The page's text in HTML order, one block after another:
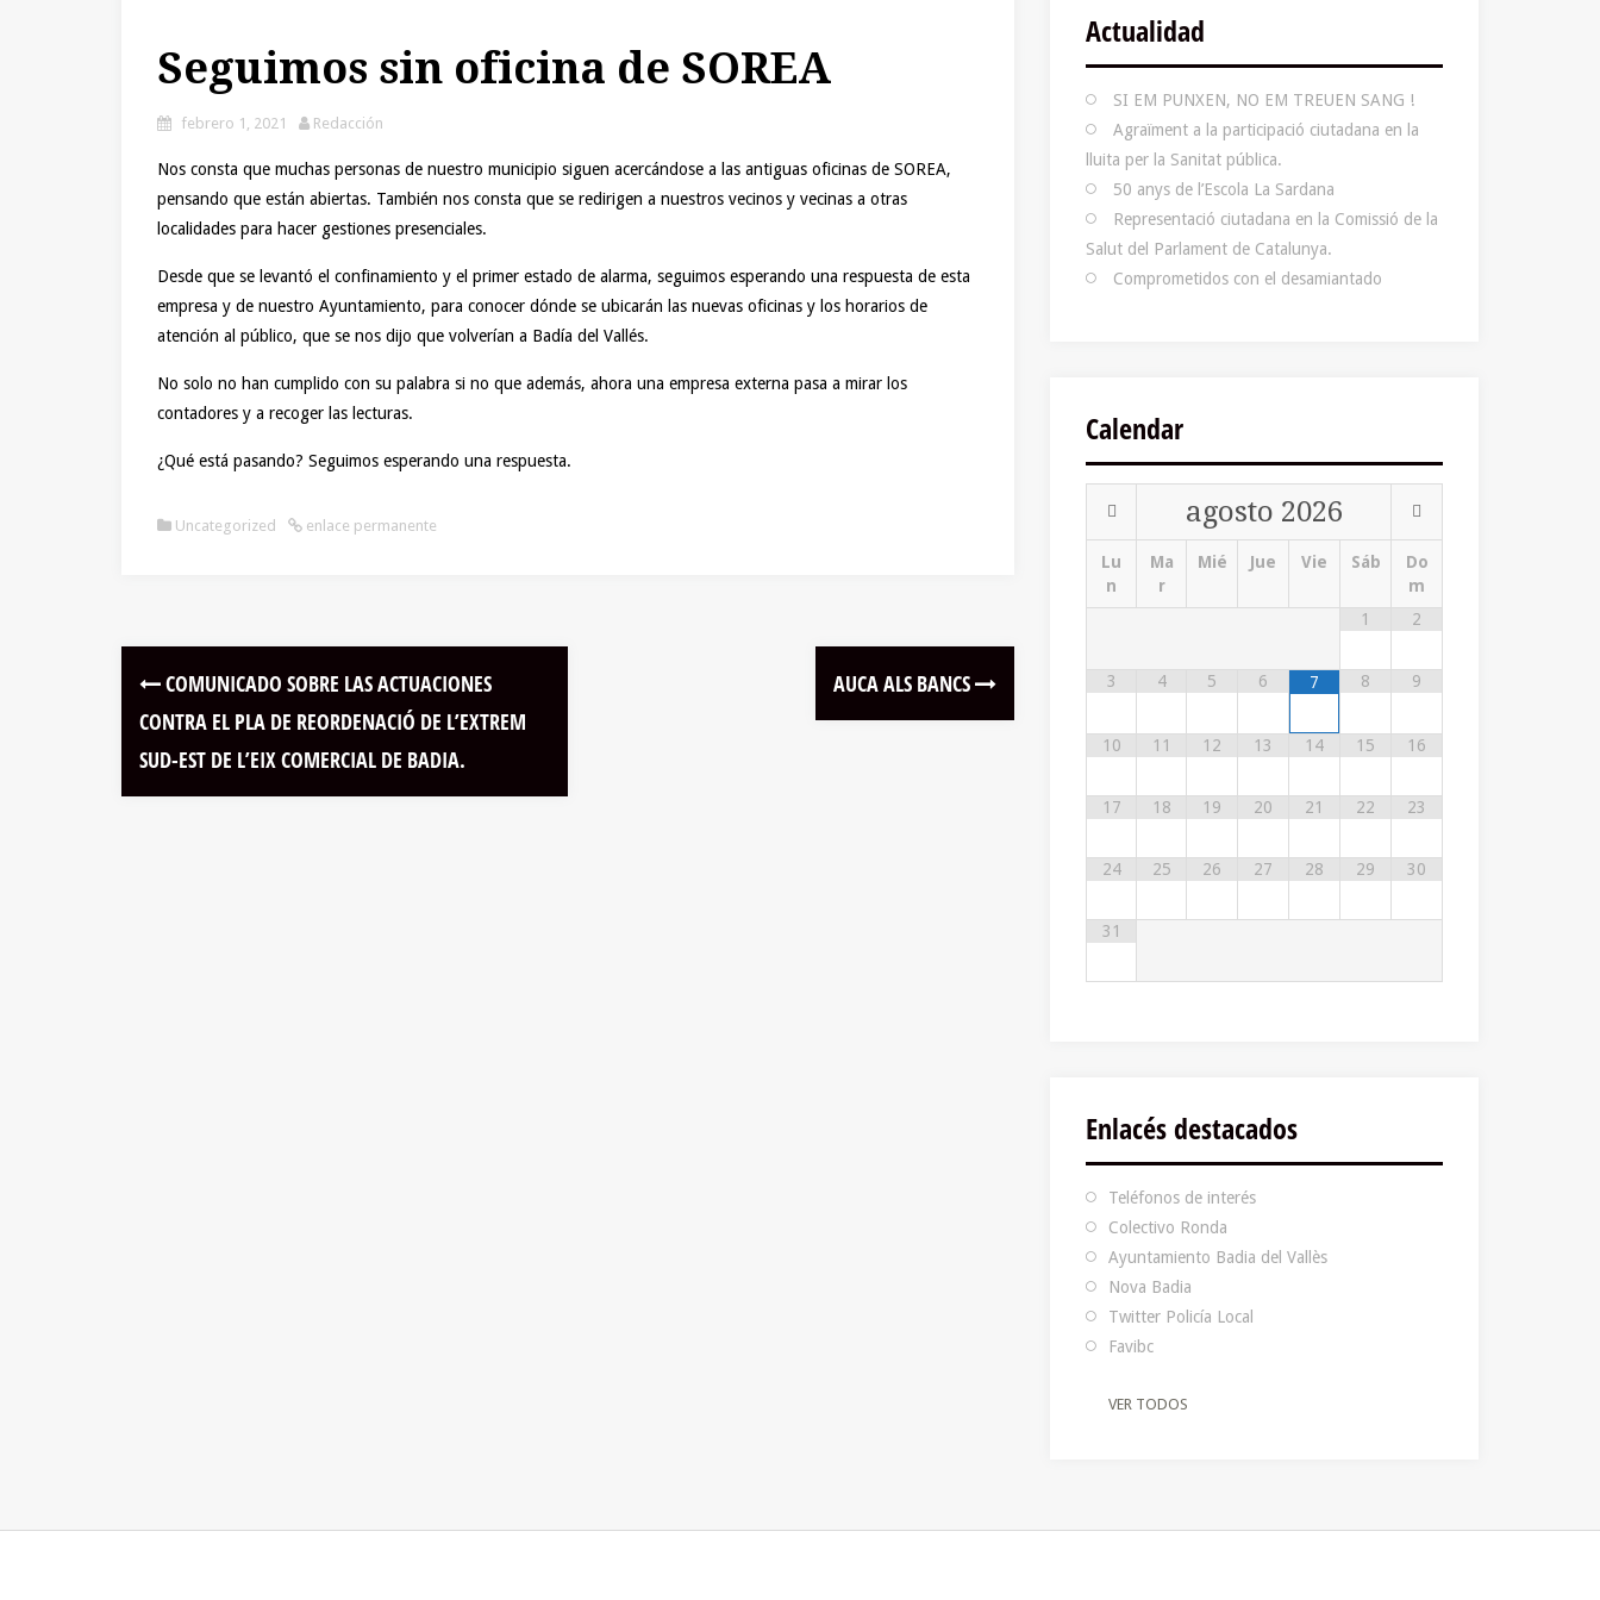
Seguimos sin oficina de SOREA
febrero 1, 2021 Redacción
Nos consta que muchas personas de nuestro municipio siguen acercándose a las antiguas oficinas de SOREA,
pensando que están abiertas. También nos consta que se redirigen a nuestros vecinos y vecinas a otras
localidades para hacer gestiones presenciales.
Desde que se levantó el confinamiento y el primer estado de alarma, seguimos esperando una respuesta de esta
empresa y de nuestro Ayuntamiento, para conocer dónde se ubicarán las nuevas oficinas y los horarios de
atención al público, que se nos dijo que volverían a Badía del Vallés.
No solo no han cumplido con su palabra si no que además, ahora una empresa externa pasa a mirar los
contadores y a recoger las lecturas.
¿Qué está pasando? Seguimos esperando una respuesta.
Uncategorized enlace permanente
COMUNICADO SOBRE LAS ACTUACIONES
CONTRA EL PLA DE REORDENACIÓ DE L’EXTREM
SUD-EST DE L’EIX COMERCIAL DE BADIA.
AUCA ALS BANCS
Actualidad
SI EM PUNXEN, NO EM TREUEN SANG !
Agraïment a la participació ciutadana en la
lluita per la Sanitat pública.
50 anys de l’Escola La Sardana
Representació ciutadana en la Comissió de la
Salut del Parlament de Catalunya.
Comprometidos con el desamiantado
Calendar
agosto 2026
Lu
n
Ma
r
Mié Jue Vie Sáb
Do
m
1
2
3 4 5 6 7 8 9
10 11 12 13 14 15 16
17 18 19 20 21 22 23
24 25 26 27 28 29 30
31
Enlacés destacados
Teléfonos de interés
Colectivo Ronda
Ayuntamiento Badia del Vallès
Nova Badia
Twitter Policía Local
Favibc
VER TODOS